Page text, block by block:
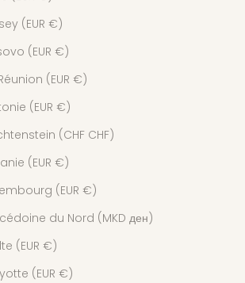
(EUR €)
(EUR €)
(EUR €)
(EUR €)
(CHF CHF)
(EUR €)
(EUR €)
du Nord (MKD ден)
(EUR €)
(EUR €)